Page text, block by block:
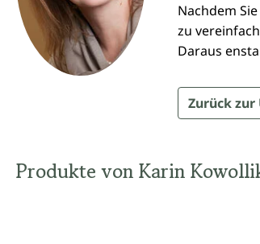
Nachdem
zu
Daraus
Zurück
Produkte von Karin